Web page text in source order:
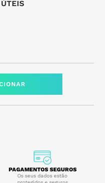
PAGAMENTOS SEGUROS
Os seus dados estão